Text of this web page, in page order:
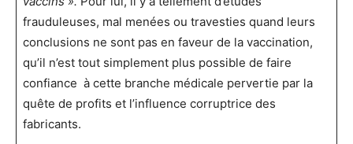
frauduleuses, mal menées ou travesties quand leurs
conclusions ne sont pas en faveur de la vaccination,
qu’il n’est tout simplement plus possible de faire
confiance à cette branche médicale pervertie par la
quête de profits et l’influence corruptrice des
fabricants.